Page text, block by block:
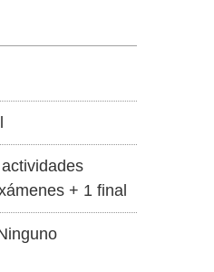
+ 1 final